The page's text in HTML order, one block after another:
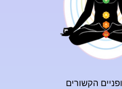
הקשורים